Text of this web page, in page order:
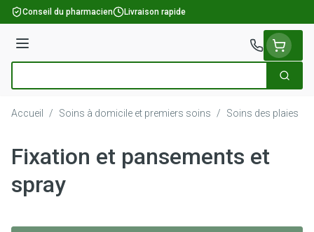
Aller au contenu
Conseil du pharmacien Livraison rapide
Menu
Accueil / Soins à domicile et premiers soins / Soins des plaies
Fixation et pansements et
spray